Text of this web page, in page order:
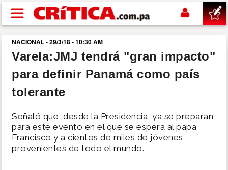
Pasar al contenido principal
buscar
SUCESOS
POLÍTICA
NACIONAL - 29/3/18 - 10:30 AM
Varela:JMJ tendrá "gran impacto"
para definir Panamá como país
tolerante
Señaló que, desde la Presidencia, ya se preparan
para este evento en el que se espera al papa
Francisco y a cientos de miles de jóvenes
provenientes de todo el mundo.